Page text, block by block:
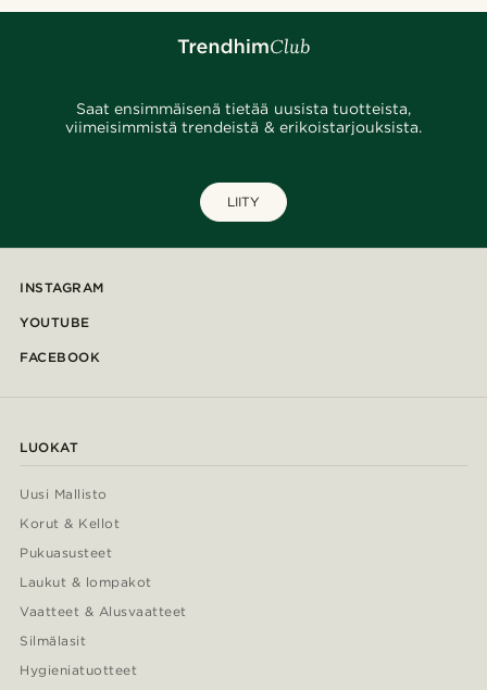
Saat ensimmäisenä tietää uusista tuotteista,
viimeisimmistä trendeistä & erikoistarjouksista.
LIITY
INSTAGRAM
YOUTUBE
FACEBOOK
LUOKAT
Uusi Mallisto
Korut & Kellot
Pukuasusteet
Laukut & lompakot
Vaatteet & Alusvaatteet
Silmälasit
Hygieniatuotteet